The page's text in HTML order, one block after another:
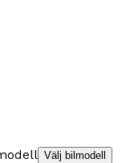
Välj bilmodell